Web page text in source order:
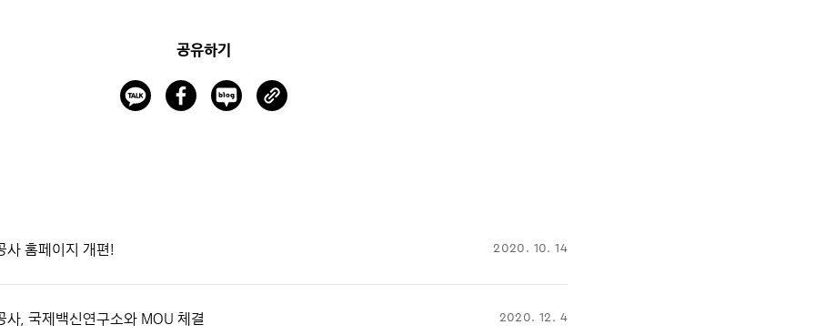
공유하기
사 홈페이지 개편! 2020. 10. 14
사, 국제백신연구소와 MOU 체결 2020. 12. 4